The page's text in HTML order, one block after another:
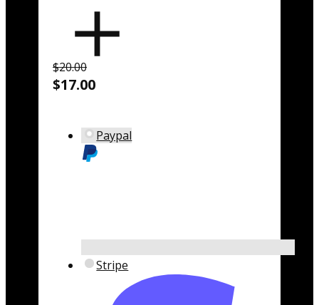
$20.00
$17.00
Paypal
Stripe